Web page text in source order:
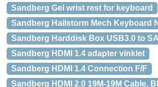
Sandberg Gel wrist rest for keyboard
Sandberg Hailstorm Mech Keyboard
Sandberg Harddisk Box USB3.0 to
Sandberg HDMI 1.4 adapter vinklet
Sandberg HDMI 1.4 Connection F/F
Sandberg HDMI 2.0 19M-19M Cable,